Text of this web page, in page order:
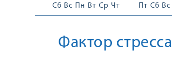
Сб Вс Пн Вт Ср Чт
Пт Сб Вс
Фактор стресса